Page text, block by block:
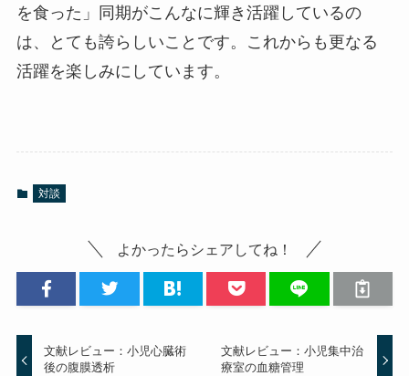
を食った」同期がこんなに輝き活躍しているの
は、とても誇らしいことです。これからも更なる
活躍を楽しみにしています。
対談
よかったらシェアしてね！
文献レビュー：小児心臓術
後の腹膜透析
文献レビュー：小児集中治
療室の血糖管理